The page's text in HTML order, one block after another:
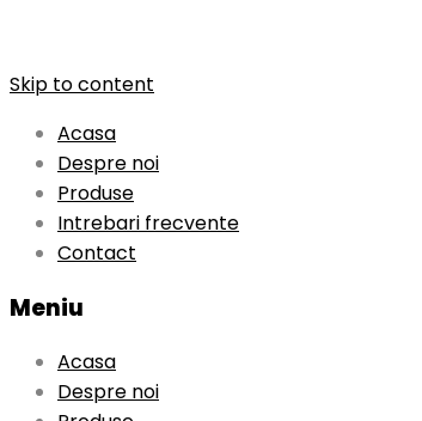
Skip to content
Acasa
Despre noi
Produse
Intrebari frecvente
Contact
Meniu
Acasa
Despre noi